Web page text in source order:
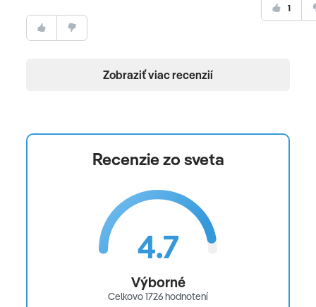
1
Zobraziť viac recenzií
Recenzie zo sveta
4.7
Výborné
Celkovo 1726 hodnotení